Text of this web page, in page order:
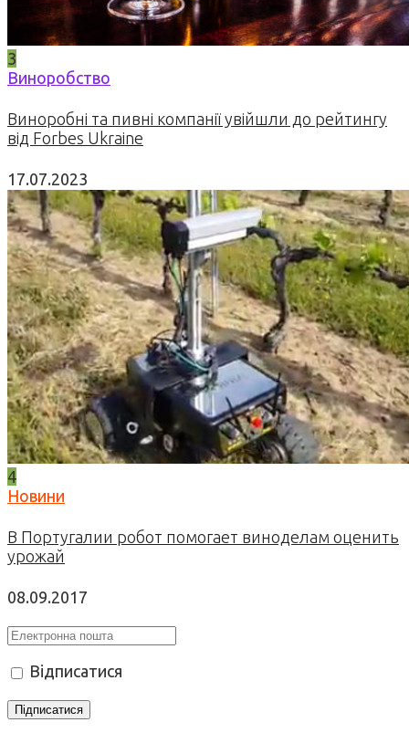
3
Виноробство
Виноробні та пивні компанії увійшли до рейтингу
від Forbes Ukraine
17.07.2023
4
Новини
В Португалии робот помогает виноделам оценить
урожай
08.09.2017
Відписатися